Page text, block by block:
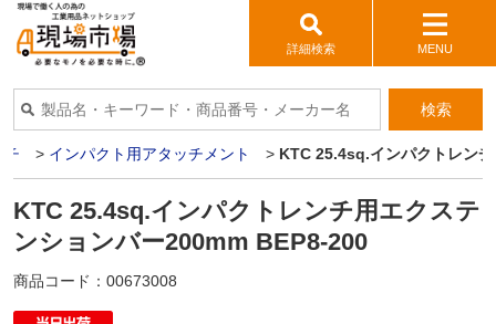
詳細検索 MENU
検索
チ > インパクト用アタッチメント > KTC 25.4sq.インパクトレン
KTC 25.4sq.インパクトレンチ用エクステ
ンションバー200mm BEP8-200
商品コード： 00673008